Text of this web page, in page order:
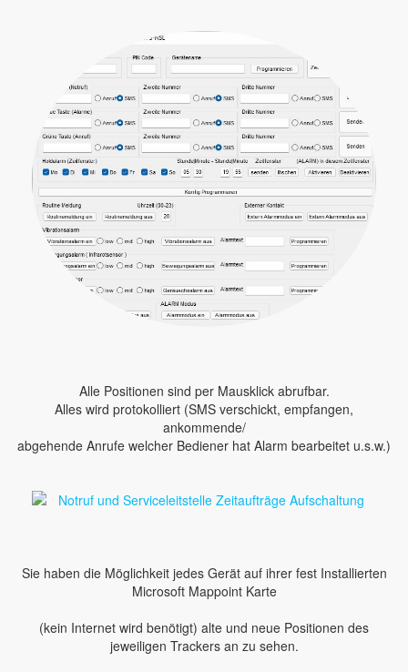
Alle Positionen sind per Mausklick abrufbar.
Alles wird protokolliert (SMS verschickt, empfangen,
ankommende/
abgehende Anrufe welcher Bediener hat Alarm bearbeitet u.s.w.)
Sie haben die Möglichkeit jedes Gerät auf ihrer fest Installierten
Microsoft Mappoint Karte
(kein Internet wird benötigt) alte und neue Positionen des
jeweiligen Trackers an zu sehen.